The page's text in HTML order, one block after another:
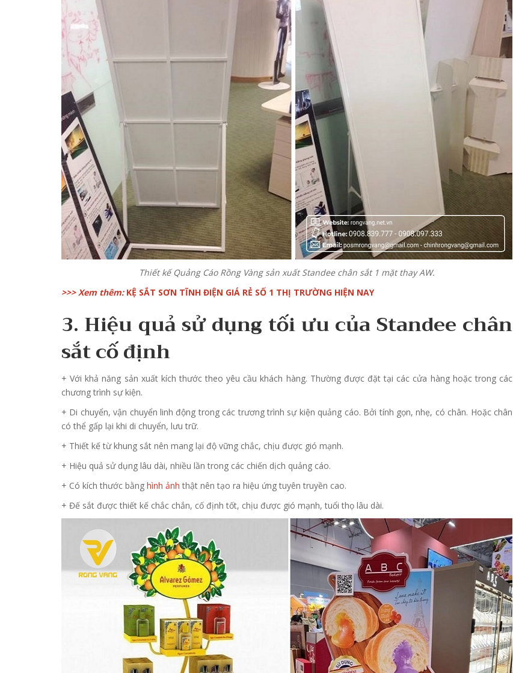
Thiết kế Quảng Cáo Rồng Vàng sản xuất Standee chân sắt 1 mặt thay AW.
>>> Xem thêm: KỆ SẮT SƠN TĨNH ĐIỆN GIÁ RẺ SỐ 1 THỊ TRƯỜNG HIỆN NAY
3. Hiệu quả sử dụng tối ưu của Standee chân
sắt cố định
+ Với khả năng sản xuất kích thước theo yêu cầu khách hàng. Thường được đặt tại các cửa hàng hoặc trong các
chương trình sự kiện.
+ Di chuyển, vận chuyển linh động trong các trương trình sự kiện quảng cáo. Bởi tính gọn, nhẹ, có chân. Hoặc chân
có thể gấp lại khi di chuyển, lưu trữ.
+ Thiết kế từ khung sắt nên mang lại độ vững chắc, chịu được gió mạnh.
+ Hiệu quả sử dụng lâu dài, nhiều lần trong các chiến dịch quảng cáo.
+ Có kích thước bằng hình ảnh thật nên tạo ra hiệu ứng tuyên truyền cao.
+ Đế sắt được thiết kế chắc chắn, cố định tốt, chịu được gió mạnh, tuổi thọ lâu dài.